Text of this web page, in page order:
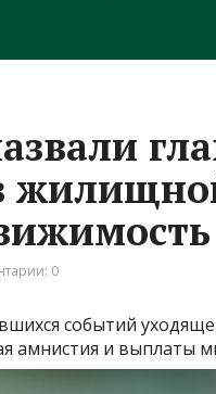
0
событий
амнистия и выплаты